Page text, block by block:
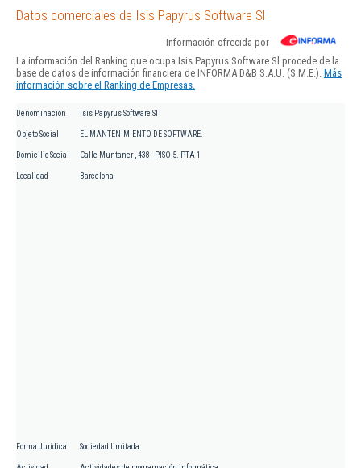
Datos comerciales de Isis Papyrus Software Sl
Información ofrecida por
La información del Ranking que ocupa Isis Papyrus Software Sl procede de la
base de datos de información financiera de INFORMA D&B S.A.U. (S.M.E.). Más
información sobre el Ranking de Empresas.
Denominación Isis Papyrus Software Sl
Objeto Social EL MANTENIMIENTO DE SOFTWARE.
Domicilio Social Calle Muntaner , 438 - PISO 5. PTA 1
Localidad Barcelona
Forma Jurídica Sociedad limitada